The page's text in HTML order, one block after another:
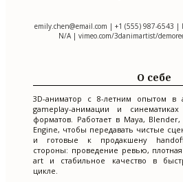
emily.chen@email.com | +1 (555) 987-6543
N/A | vimeo.com/3danimartist/
О себе
3D-аниматор с 8-летним опытом в
gameplay-анимации и
форматов. Работает в Maya,
Engine, чтобы передавать чистые
и готовые к продакшену
стороны: проведение ревью,
art и стабильное качество в
цикле.